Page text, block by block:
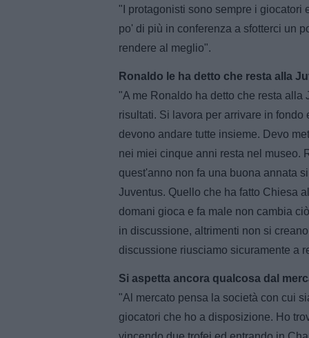
"I protagonisti sono sempre i giocatori
po' di più in conferenza a sfotterci un
rendere al meglio".
Ronaldo le ha detto che resta alla
"A me Ronaldo ha detto che resta alla
risultati. Si lavora per arrivare in
devono andare tutte insieme. Devo
nei miei cinque anni resta nel museo.
quest'anno non fa una buona annata
Juventus. Quello che ha fatto Chiesa
domani gioca e fa male non cambia
in discussione, altrimenti non si
discussione riusciamo sicuramente a
Si aspetta ancora qualcosa dal
"Al mercato pensa la società con cui
giocatori che ho a disposizione. Ho